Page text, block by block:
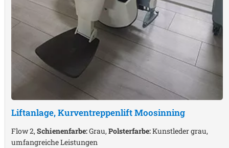
Liftanlage, KurventreppenliftMoosinning
Flow 2,Schienenfarbe:Grau,Polsterfarbe:Kunstleder grau,
umfangreiche Leistungen